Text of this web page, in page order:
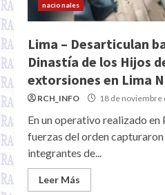
nacionales
Lima – Desarticulan
Dinastía de los Hijos
extorsiones en Lima
RCH_INFO 18 de noviembre
En un operativo realizado en
fuerzas del orden
integrantes de...
Leer Más